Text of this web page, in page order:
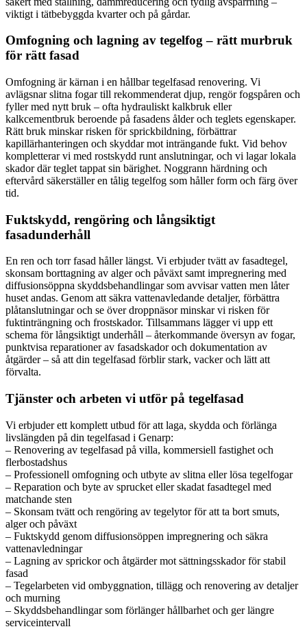
viktigt i tätbebyggda kvarter och på gårdar.
Omfogning och lagning av tegelfog – rätt murbruk
för rätt fasad
Omfogning är kärnan i en hållbar tegelfasad renovering. Vi
avlägsnar slitna fogar till rekommenderat djup, rengör fogspåren och
fyller med nytt bruk – ofta hydrauliskt kalkbruk eller
kalkcementbruk beroende på fasadens ålder och teglets egenskaper.
Rätt bruk minskar risken för sprickbildning, förbättrar
kapillärhanteringen och skyddar mot inträngande fukt. Vid behov
kompletterar vi med rostskydd runt anslutningar, och vi lagar lokala
skador där teglet tappat sin bärighet. Noggrann härdning och
eftervård säkerställer en tålig tegelfog som håller form och färg över
tid.
Fuktskydd, rengöring och långsiktigt
fasadunderhåll
En ren och torr fasad håller längst. Vi erbjuder tvätt av fasadtegel,
skonsam borttagning av alger och påväxt samt impregnering med
diffusionsöppna skyddsbehandlingar som avvisar vatten men låter
huset andas. Genom att säkra vattenavledande detaljer, förbättra
plåtanslutningar och se över droppnäsor minskar vi risken för
fuktinträngning och frostskador. Tillsammans lägger vi upp ett
schema för långsiktigt underhåll – återkommande översyn av fogar,
punktvisa reparationer av fasadskador och dokumentation av
åtgärder – så att din tegelfasad förblir stark, vacker och lätt att
förvalta.
Tjänster och arbeten vi utför på tegelfasad
Vi erbjuder ett komplett utbud för att laga, skydda och förlänga
livslängden på din tegelfasad i Genarp:
– Renovering av tegelfasad på villa, kommersiell fastighet och
flerbostadshus
– Professionell omfogning och utbyte av slitna eller lösa tegelfogar
– Reparation och byte av sprucket eller skadat fasadtegel med
matchande sten
– Skonsam tvätt och rengöring av tegelytor för att ta bort smuts,
alger och påväxt
– Fuktskydd genom diffusionsöppen impregnering och säkra
vattenavledningar
– Lagning av sprickor och åtgärder mot sättningsskador för stabil
fasad
– Tegelarbeten vid ombyggnation, tillägg och renovering av detaljer
och murning
– Skyddsbehandlingar som förlänger hållbarhet och ger längre
serviceintervall